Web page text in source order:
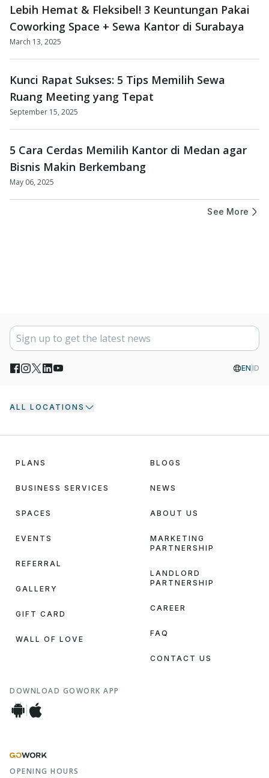
Lebih Hemat & Fleksibel! 3 Keuntungan Pakai
Coworking Space + Sewa Kantor di Surabaya
March 13, 2025
Kunci Rapat Sukses: 5 Tips Memilih Sewa
Ruang Meeting yang Tepat
September 15, 2025
5 Cara Cerdas Memilih Kantor di Medan agar
Bisnis Makin Berkembang
May 06, 2025
See More
EN ID
ALL LOCATIONS
PLANS
BUSINESS SERVICES
SPACES
EVENTS
REFERRAL
GALLERY
GIFT CARD
WALL OF LOVE
BLOGS
NEWS
ABOUT US
MARKETING
PARTNERSHIP
LANDLORD
PARTNERSHIP
CAREER
FAQ
CONTACT US
DOWNLOAD GOWORK APP
OPENING HOURS